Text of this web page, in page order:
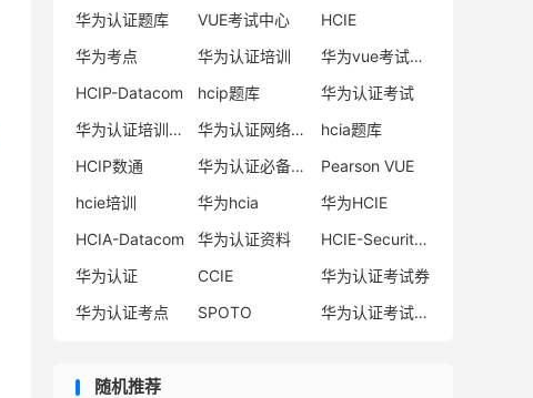
华为认证题库
VUE考试中心
HCIE
华为考点
华为认证培训
华为vue考试中心
HCIP-Datacom
hcip题库
华为认证考试
华为认证培训机构
华为认证网络工程师
hcia题库
HCIP数通
华为认证必备电子书系列
Pearson VUE
hcie培训
华为hcia
华为HCIE
HCIA-Datacom
华为认证资料
HCIE-Security备考指南
华为认证
CCIE
华为认证考试券
华为认证考点
SPOTO 华为认证考试费用
随机推荐